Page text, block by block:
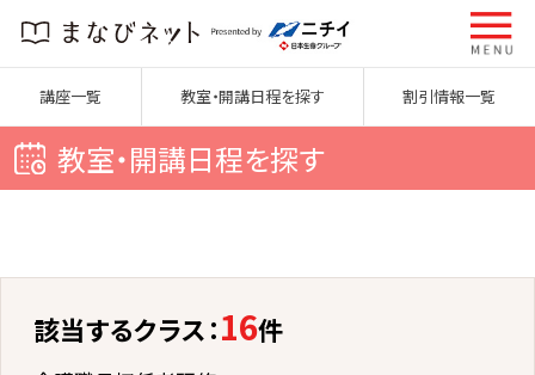
講座一覧 教室・開講日程を探す 割引情報一覧
教室・開講日程を探す
該当するクラス：16件